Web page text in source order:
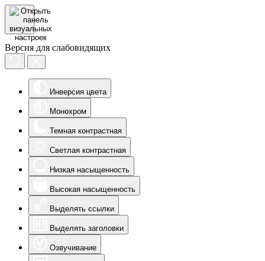
Версия для слабовидящих
Инверсия цвета
Монохром
Темная контрастная
Светлая контрастная
Низкая насыщенность
Высокая насыщенность
Выделять ссылки
Выделять заголовки
Озвучивание